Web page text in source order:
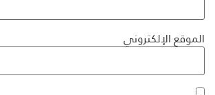
الموقع الإلكتروني